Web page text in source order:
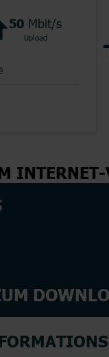
50 Mbit/s
Upload
INTERNET-